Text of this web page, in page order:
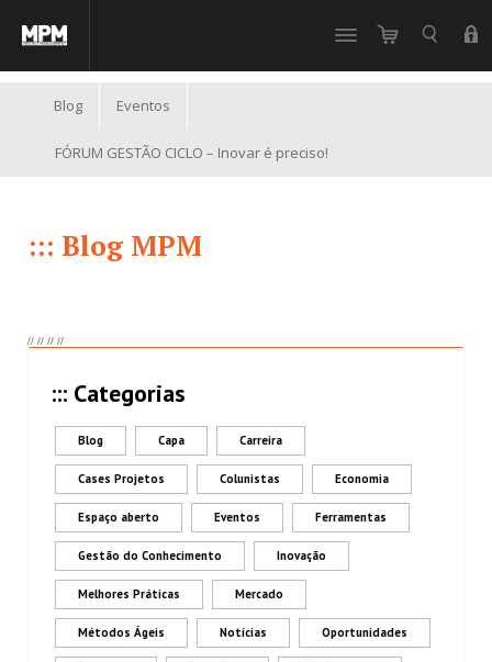
Blog Eventos
FÓRUM GESTÃO CICLO – Inovar é preciso!
::: Blog MPM
// // // //
::: Categorias
Blog Capa Carreira
Cases Projetos Colunistas Economia
Espaço aberto Eventos Ferramentas
Gestão do Conhecimento Inovação
Melhores Práticas Mercado
Métodos Ágeis Notícias Oportunidades